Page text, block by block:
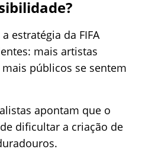
estratégia da FIFA
mais artistas
públicos se sentem
apontam que o
dificultar a criação de